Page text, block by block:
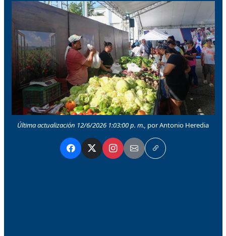
Última actualización 12/6/2026 1:03:00 p. m., por Antonio Heredia